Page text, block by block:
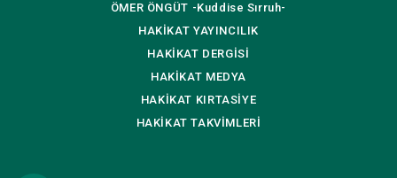
ÖMER ÖNGÜT -Kuddise Sırruh-
HAKİKAT YAYINCILIK
HAKİKAT DERGİSİ
HAKİKAT MEDYA
HAKİKAT KIRTASİYE
HAKİKATTAKVİMLERİ